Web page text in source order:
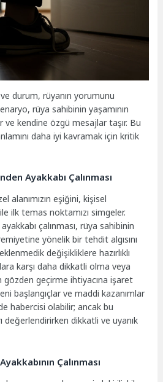
ve durum, rüyanın yorumunu
rüya sahibinin yaşamının
ve kendine özgü mesajlar taşır. Bu
daha iyi kavramak için kritik
Ayakkabı Çalınması
alanımızın eşiğini, kişisel
ile ilk temas noktamızı simgeler.
çalınması, rüya sahibinin
yönelik bir tehdit algısını
değişikliklere hazırlıklı
karşı daha dikkatli olma veya
gözden geçirme ihtiyacına işaret
başlangıçlar ve maddi kazanımlar
habercisi olabilir; ancak bu
değerlendirirken dikkatli ve uyanık
Çalınması